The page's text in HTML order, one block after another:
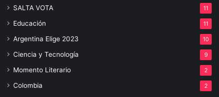
SALTA VOTA 11
Educación 11
Argentina Elige 2023 10
Ciencia y Tecnología 9
Momento Literario 2
Colombia 2